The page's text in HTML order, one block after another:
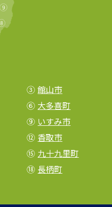
③ 館山市
⑥ 大多喜町
⑨ いすみ市
⑫ 香取市
⑮ 九十九里町
⑱ 長柄町